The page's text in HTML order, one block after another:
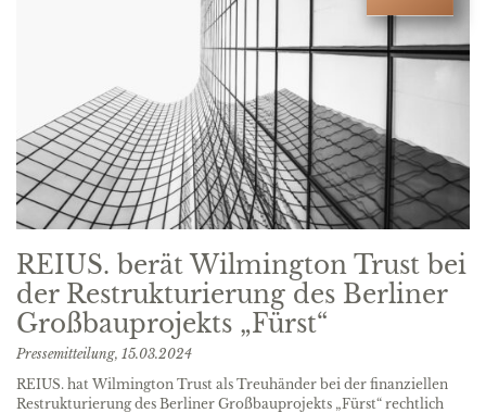
REIUS. berät Wilmington Trust bei
der Restrukturierung des Berliner
Großbauprojekts „Fürst“
Pressemitteilung, 15.03.2024
REIUS. hat Wilmington Trust als Treuhänder bei der finanziellen
Restrukturierung des Berliner Großbauprojekts „Fürst“ rechtlich